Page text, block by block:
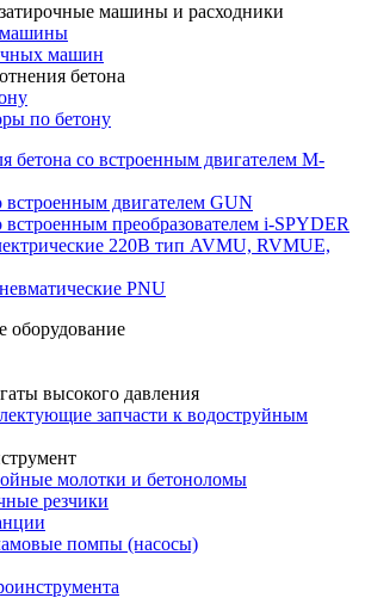
машины и расходники
машины
машин
бетона
по бетону
бетона со встроенным двигателем M-
встроенным двигателем GUN
преобразователем i-SPYDER
220B тип AVMU, RVMUE,
PNU
оборудование
высокого давления
запчасти к водоструйным
молотки и бетоноломы
резчики
помпы (насосы)